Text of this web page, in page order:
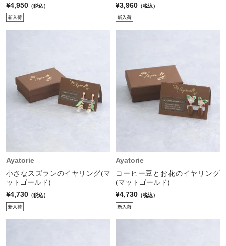
¥4,950 （税込）
¥3,960 （税込）
Ayatorie
小さなスズランのイヤリング(マ
ットゴールド)
¥4,730 （税込）
Ayatorie
コーヒー豆とお花のイヤリング
(マットゴールド)
¥4,730 （税込）